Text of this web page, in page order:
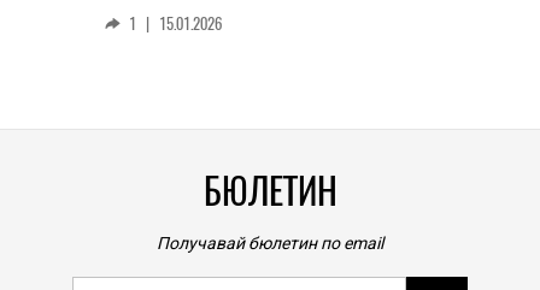
1 | 15.01.2026
БЮЛЕТИН
Получавай бюлетин по email